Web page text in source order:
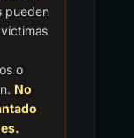
pueden
o
No